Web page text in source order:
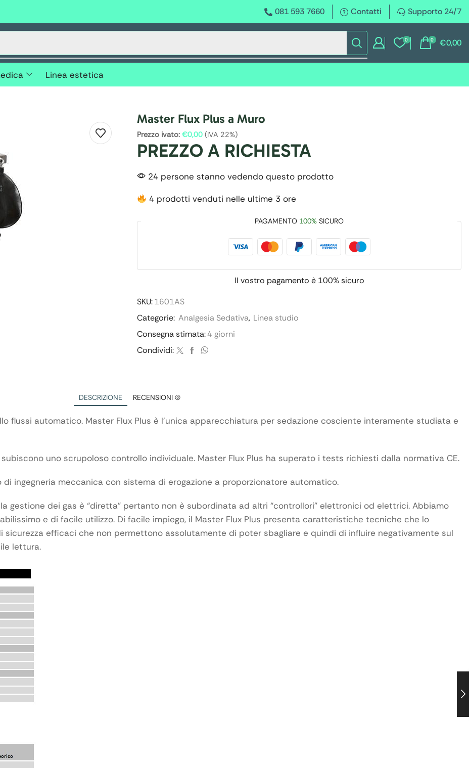
081 593 7660 Contatti Supporto 24/7
0 0 €0,00
Linea estetica
Master Flux Plus a Muro
Prezzo ivato: €0,00 (IVA 22%)
PREZZO A RICHIESTA
24 persone stanno vedendo questo prodotto
4 prodotti venduti nelle ultime 3 ore
PAGAMENTO 100% SICURO
Il vostro pagamento è 100% sicuro
SKU:1601AS
Categorie: Analgesia Sedativa, Linea studio
Consegna stimata:4 giorni
Condividi:
DESCRIZIONE RECENSIONI (0)
flussi automatico. Master Flux Plus è l’unica apparecchiatura per sedazione cosciente interamente studiata e
uno scrupoloso controllo individuale. Master Flux Plus ha superato i tests richiesti dalla normativa CE.
ingegneria meccanica con sistema di erogazione a proporzionatore automatico.
gestione dei gas è “diretta” pertanto non è subordinata ad altri “controllori” elettronici od elettrici. Abbiamo
e di facile utilizzo. Di facile impiego, il Master Flux Plus presenta caratteristiche tecniche che lo
efficaci che non permettono assolutamente di poter sbagliare e quindi di influire negativamente sul
lettura.